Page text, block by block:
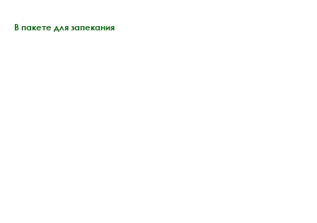
В пакете для запекания